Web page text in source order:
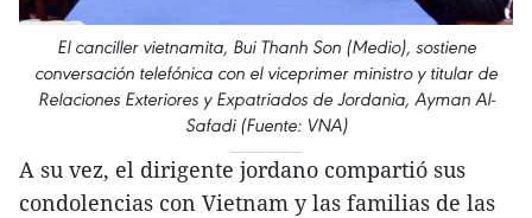
El canciller vietnamita, Bui Thanh Son (Medio), sostiene
conversación telefónica con el viceprimer ministro y titular de
Relaciones Exteriores y Expatriados de Jordania, Ayman Al-
Safadi (Fuente: VNA)
A su vez, el dirigente jordano compartió sus
condolencias con Vietnam y las familias de las